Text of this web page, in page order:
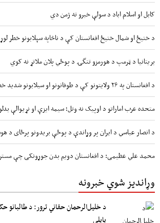
کابل او اسلام اباد د سولې خبرو ته ژمن دي
د ختیځ او شمال ختیځ افغانستان کې د ناڅاپه سېلابونو خطر
بریتانیا د ټرمپ د هورمزو تنگۍ د پوځي پلان ملاتړ نه کوي
د افغانستان په ۲۶ ولایتونو کې د طوفانونو او سیلابونو شدید خطر
متحده عرب اماراتو د اوپیک نه وتل؛ سیمه ایزې او نړیوالې
د انصار عباسي د ایران پر وړاندې د پوځې بریدونو پرځای د
محمد علي عظیمی: د افغانستان دویم بدن جوړونکی چې مستر
وړاندیز شوي خبرونه
د خلیل‌الرحمان حقاني ترور: د طالبانو
پایلې